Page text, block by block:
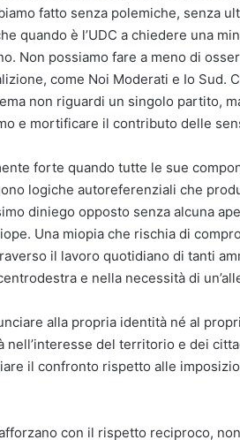
fatto senza polemiche, senza
quando è l’UDC a chiedere una
Non possiamo fare a meno di
come Noi Moderati e Io Sud.
non riguardi un singolo partito,
e mortificare il contributo delle
forte quando tutte le sue
logiche autoreferenziali che
diniego opposto senza alcuna
Una miopia che rischia di
il lavoro quotidiano di tanti
e nella necessità di
alla propria identità né al
nell’interesse del territorio e dei
il confronto rispetto alle
con il rispetto reciproco,